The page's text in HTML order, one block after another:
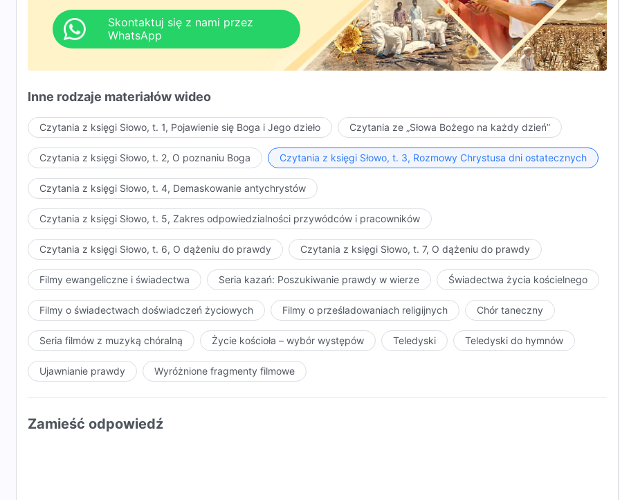
Skontaktuj się z nami przez
WhatsApp
Inne rodzaje materiałów wideo
Czytania z księgi Słowo, t. 1, Pojawienie się Boga i Jego dzieło Czytania ze „Słowa Bożego na każdy dzień”
Czytania z księgi Słowo, t. 2, O poznaniu Boga Czytania z księgi Słowo, t. 3, Rozmowy Chrystusa dni ostatecznych
Czytania z księgi Słowo, t. 4, Demaskowanie antychrystów
Czytania z księgi Słowo, t. 5, Zakres odpowiedzialności przywódców i pracowników
Czytania z księgi Słowo, t. 6, O dążeniu do prawdy Czytania z księgi Słowo, t. 7, O dążeniu do prawdy
Filmy ewangeliczne i świadectwa Seria kazań: Poszukiwanie prawdy w wierze Świadectwa życia kościelnego
Filmy o świadectwach doświadczeń życiowych Filmy o prześladowaniach religijnych Chór taneczny
Seria filmów z muzyką chóralną Życie kościoła – wybór występów Teledyski Teledyski do hymnów
Ujawnianie prawdy Wyróżnione fragmenty filmowe
Zamieść odpowiedź